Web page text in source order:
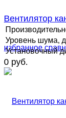
избранное
Вентилятор
Уровень шума,
Установочный
0 руб.